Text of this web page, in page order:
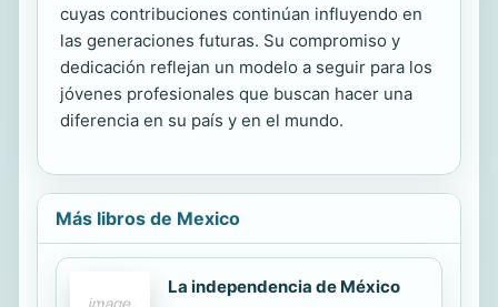
cuyas contribuciones continúan influyendo en
las generaciones futuras. Su compromiso y
dedicación reflejan un modelo a seguir para los
jóvenes profesionales que buscan hacer una
diferencia en su país y en el mundo.
Más libros de Mexico
La independencia de México